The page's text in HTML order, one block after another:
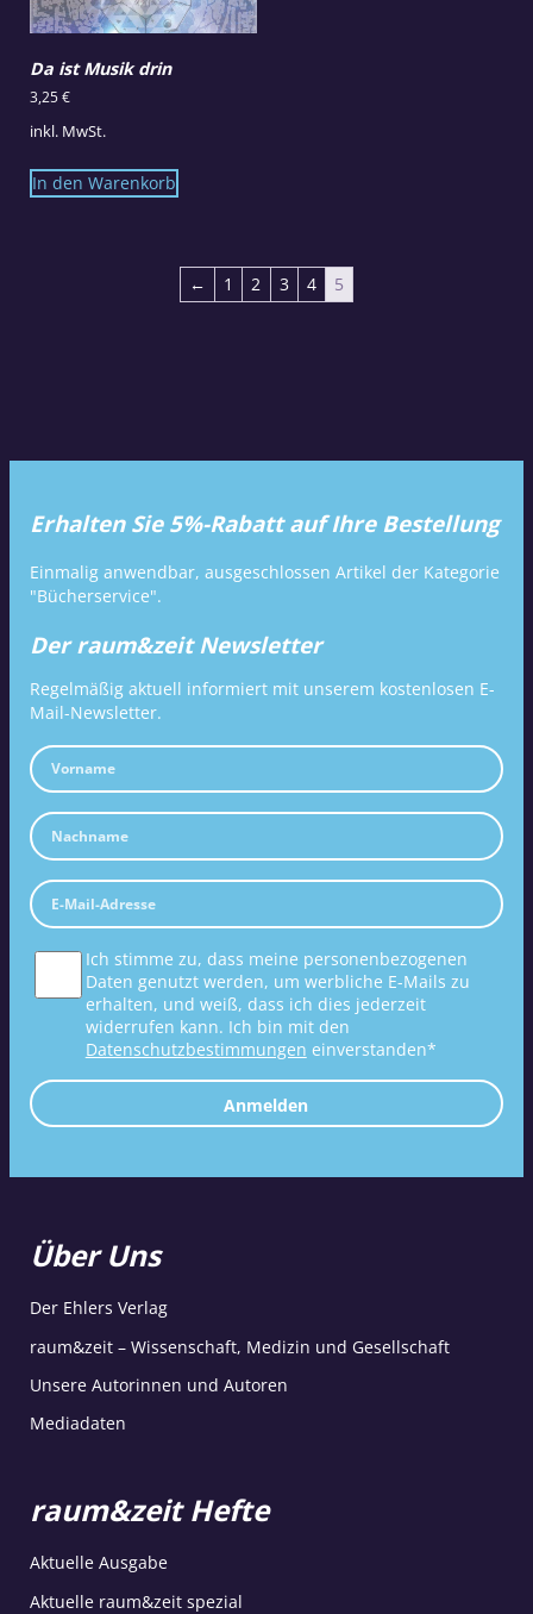
Da ist Musik drin
3,25€
inkl. MwSt.
In den Warenkorb
← 1 2 3 4 5
Erhalten Sie 5%-Rabatt auf Ihre Bestellung
Einmalig anwendbar, ausgeschlossen Artikel der Kategorie
"Bücherservice".
Der raum&zeit Newsletter
Regelmäßig aktuell informiert mit unserem kostenlosen E-
Mail-Newsletter.
Ich stimme zu, dass meine personenbezogenen
Daten genutzt werden, um werbliche E-Mails zu
erhalten, und weiß, dass ich dies jederzeit
widerrufen kann. Ich bin mit den
Datenschutzbestimmungen einverstanden*
Anmelden
Über Uns
Der Ehlers Verlag
raum&zeit – Wissenschaft, Medizin und Gesellschaft
Unsere Autorinnen und Autoren
Mediadaten
raum&zeit Hefte
Aktuelle Ausgabe
Aktuelle raum&zeit spezial